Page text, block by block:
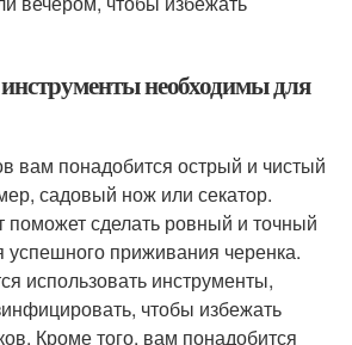
необходимы для
вам понадобится острый и чистый
садовый нож или секатор.
поможет сделать ровный и точный
успешного приживания черенка.
использовать инструменты,
чтобы избежать
Кроме того, вам понадобится